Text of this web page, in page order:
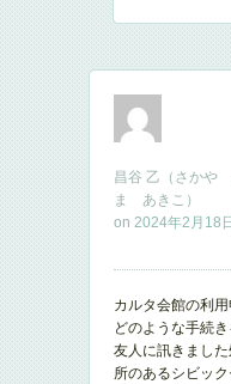
昌谷 乙（さかや
ま あきこ）
on 2024年2月18日
カルタ会館の利
どのような手続
友人に訊きまし
所のあるシビッ